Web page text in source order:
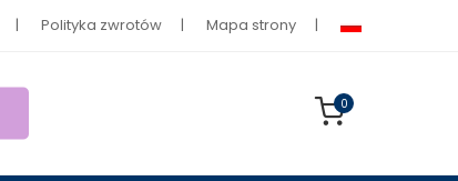
Polityka zwrotów Mapa strony
0